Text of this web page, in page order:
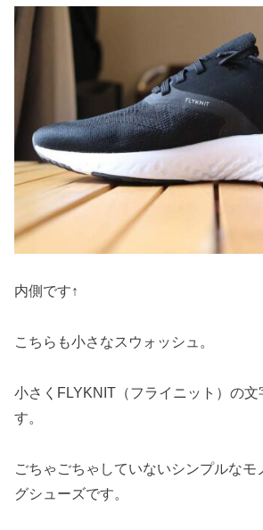
内側です↑
こちらも小さなスウォッシュ。
小さくFLYKNIT（フライニット）の文
す。
ごちゃごちゃしていないシンプルなモ
グシューズです。